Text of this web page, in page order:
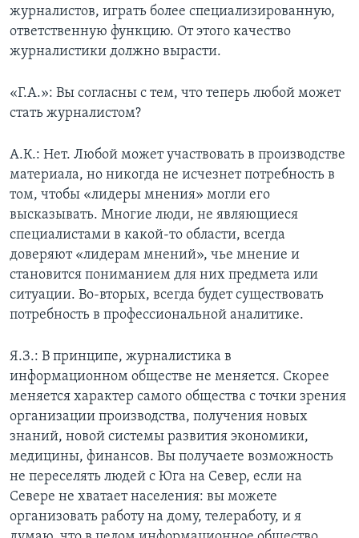
журналистов, играть более специализированную,
ответственную функцию. От этого качество
журналистики должно вырасти.
«Г.А.»: Вы согласны с тем, что теперь любой может
стать журналистом?
А.К.: Нет. Любой может участвовать в производстве
материала, но никогда не исчезнет потребность в
том, чтобы «лидеры мнения» могли его
высказывать. Многие люди, не являющиеся
специалистами в какой-то области, всегда
доверяют «лидерам мнений», чье мнение и
становится пониманием для них предмета или
ситуации. Во-вторых, всегда будет существовать
потребность в профессиональной аналитике.
Я.З.: В принципе, журналистика в
информационном обществе не меняется. Скорее
меняется характер самого общества с точки зрения
организации производства, получения новых
знаний, новой системы развития экономики,
медицины, финансов. Вы получаете возможность
не переселять людей с Юга на Север, если на
Севере не хватает населения: вы можете
организовать работу на дому, телеработу, и я